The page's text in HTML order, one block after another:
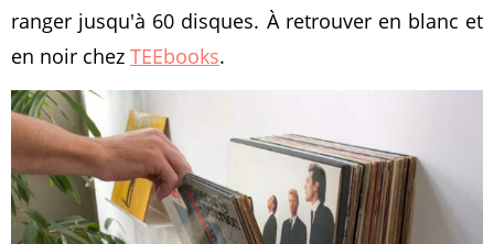
ranger jusqu'à 60 disques. À retrouver en blanc et
en noir chez TEEbooks.